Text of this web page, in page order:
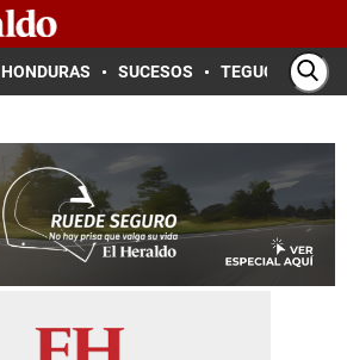
HONDURAS SUCESOS TEGUCIGALPA